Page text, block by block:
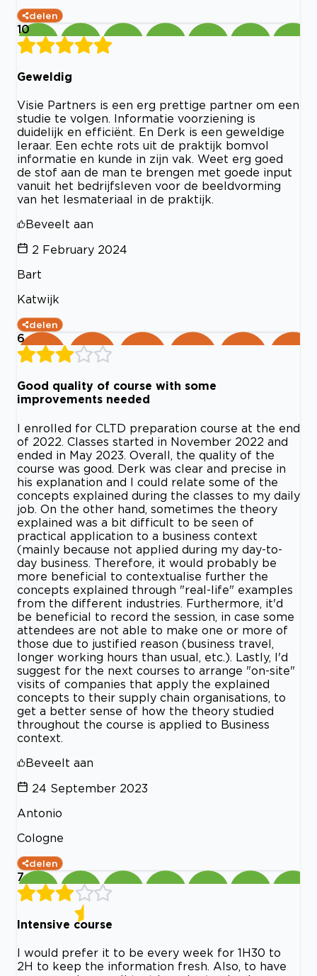
delen
10
Geweldig
Visie Partners is een erg prettige partner om een
studie te volgen. Informatie voorziening is
duidelijk en efficiënt. En Derk is een geweldige
leraar. Een echte rots uit de praktijk bomvol
informatie en kunde in zijn vak. Weet erg goed
de stof aan de man te brengen met goede input
vanuit het bedrijfsleven voor de beeldvorming
van het lesmateriaal in de praktijk.
Beveelt aan
2 February 2024
Bart
Katwijk
delen
6
Good quality of course with some
improvements needed
I enrolled for CLTD preparation course at the end
of 2022. Classes started in November 2022 and
ended in May 2023. Overall, the quality of the
course was good. Derk was clear and precise in
his explanation and I could relate some of the
concepts explained during the classes to my daily
job. On the other hand, sometimes the theory
explained was a bit difficult to be seen of
practical application to a business context
(mainly because not applied during my day-to-
day business. Therefore, it would probably be
more beneficial to contextualise further the
concepts explained through "real-life" examples
from the different industries. Furthermore, it'd
be beneficial to record the session, in case some
attendees are not able to make one or more of
those due to justified reason (business travel,
longer working hours than usual, etc.). Lastly, I'd
suggest for the next courses to arrange "on-site"
visits of companies that apply the explained
concepts to their supply chain organisations, to
get a better sense of how the theory studied
throughout the course is applied to Business
context.
Beveelt aan
24 September 2023
Antonio
Cologne
delen
7
Intensive course
I would prefer it to be every week for 1H30 to
2H to keep the information fresh. Also, to have